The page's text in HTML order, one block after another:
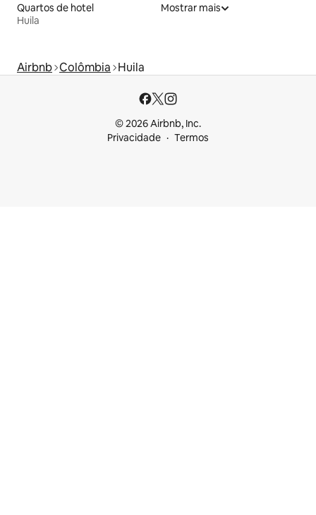
Quartos de hotel
Huila
Mostrar mais
Airbnb Colômbia Huila
© 2026 Airbnb, Inc.
Privacidade
Termos